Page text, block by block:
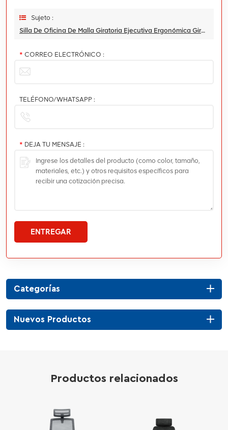
Sujeto :
Silla De Oficina De Malla Giratoria Ejecutiva Ergonómica Giratoria De Alta Calidad
* CORREO ELECTRÓNICO :
TELÉFONO/WHATSAPP :
* DEJA TU MENSAJE :
ENTREGAR
Categorías
Nuevos Productos
Productos relacionados